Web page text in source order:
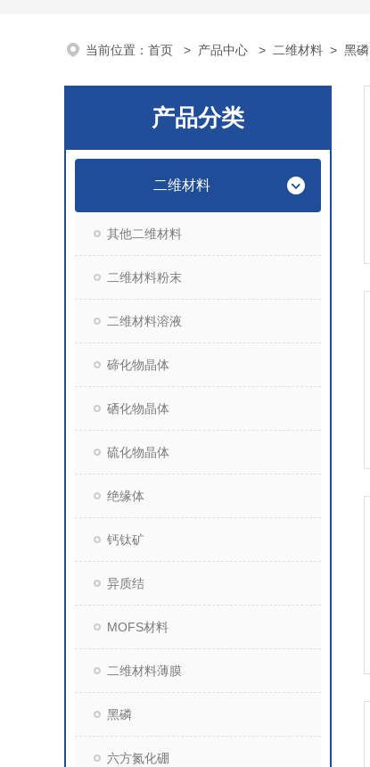
当前位置： 首页 > 产品中心 > 二维材料 > 黑磷
产品分类
二维材料
其他二维材料
二维材料粉末
二维材料溶液
碲化物晶体
硒化物晶体
硫化物晶体
绝缘体
钙钛矿
异质结
MOFS材料
二维材料薄膜
黑磷
六方氮化硼